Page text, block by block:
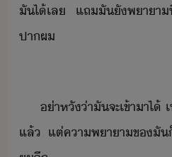
ั​ไ้​เล​ ​แถ​ั​ั​พาา​
ปา​ผ
่า​หั​่า​ั​จะเข้า​า​ไ้​
แล้​ ​แต่​คาพาา​ข​ั